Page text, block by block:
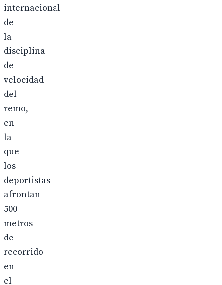
internacional
de
la
disciplina
de
velocidad
del
remo,
en
la
que
los
deportistas
afrontan
500
metros
de
recorrido
en
el